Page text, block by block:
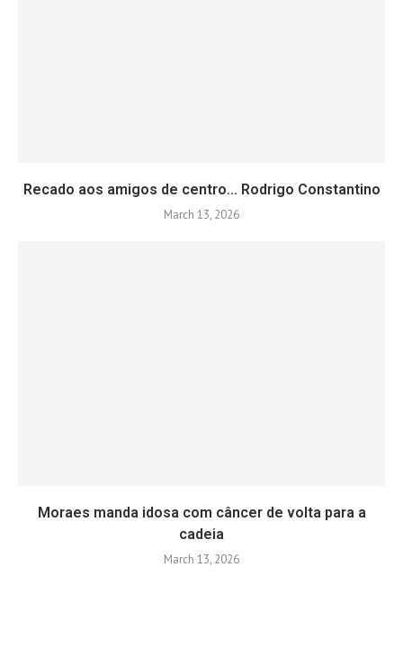
Recado aos amigos de centro… Rodrigo Constantino
March 13, 2026
Moraes manda idosa com câncer de volta para a
cadeia
March 13, 2026